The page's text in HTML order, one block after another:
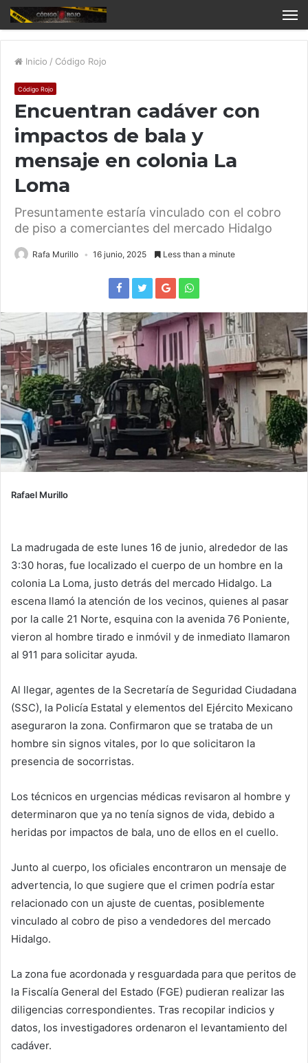
Inicio / Código Rojo
Código Rojo
Encuentran cadáver con
impactos de bala y
mensaje en colonia La
Loma
Presuntamente estaría vinculado con el cobro
de piso a comerciantes del mercado Hidalgo
Rafa Murillo 16 junio, 2025 Less than a minute
Rafael Murillo
La madrugada de este lunes 16 de junio, alrededor de las
3:30 horas, fue localizado el cuerpo de un hombre en la
colonia La Loma, justo detrás del mercado Hidalgo. La
escena llamó la atención de los vecinos, quienes al pasar
por la calle 21 Norte, esquina con la avenida 76 Poniente,
vieron al hombre tirado e inmóvil y de inmediato llamaron
al 911 para solicitar ayuda.
Al llegar, agentes de la Secretaría de Seguridad Ciudadana
(SSC), la Policía Estatal y elementos del Ejército Mexicano
aseguraron la zona. Confirmaron que se trataba de un
hombre sin signos vitales, por lo que solicitaron la
presencia de socorristas.
Los técnicos en urgencias médicas revisaron al hombre y
determinaron que ya no tenía signos de vida, debido a
heridas por impactos de bala, uno de ellos en el cuello.
Junto al cuerpo, los oficiales encontraron un mensaje de
advertencia, lo que sugiere que el crimen podría estar
relacionado con un ajuste de cuentas, posiblemente
vinculado al cobro de piso a vendedores del mercado
Hidalgo.
La zona fue acordonada y resguardada para que peritos de
la Fiscalía General del Estado (FGE) pudieran realizar las
diligencias correspondientes. Tras recopilar indicios y
datos, los investigadores ordenaron el levantamiento del
cadáver.